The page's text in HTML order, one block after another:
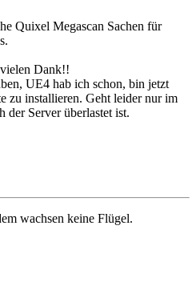
Quixel Megascan Sachen für
Dank!!
UE4 hab ich schon, bin jetzt
zu installieren. Geht leider nur im
der Server überlastet ist.
wachsen keine Flügel.